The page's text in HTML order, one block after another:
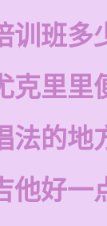
训班多
克里里
法的地
他好一